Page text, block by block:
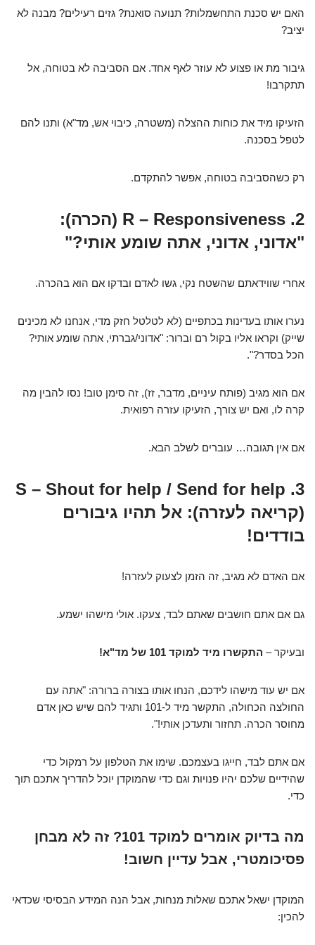
האם יש סכנת התחשמלות? תנועה סואנת? גזים רעילים? מבנה לא
יציב?
גיבור מת או פצוע לא עוזר לאף אחד. אם הסביבה לא בטוחה, אל
תתקרבו!
הזעיקו מיד את כוחות ההצלה (משטרה, כיבוי אש, מד"א) ותנו להם
לטפל בסכנה.
רק כשהסביבה בטוחה, אפשר להתקדם.
2. R – Responsiveness (הכרה):
"אדוני, אדוני, אתה שומע אותי?"
אחרי שווידאתם שהשטח נקי, גשו לאדם ובדקו אם הוא בהכרה.
נערו אותו בעדינות בכתפיים (לא לטלטל חזק מדי, אנחנו לא מכינים
שייק) וקראו אליו בקול רם וברור: "אדוני/גברתי, אתה שומע אותי?
הכל בסדר?".
אם הוא מגיב (פותח עיניים, מדבר, זז), זה סימן טוב! נסו להבין מה
קרה לו, ואם יש צורך, הזעיקו עזרה רפואית.
אם אין תגובה… עוברים לשלב הבא.
3. S – Shout for help / Send for help
(קריאה לעזרה): אל תהיו גיבורים
בודדים!
אם האדם לא מגיב, זה הזמן לצעוק לעזרה!
גם אם אתם חושבים שאתם לבד, צעקו. אולי מישהו ישמע.
ובעיקר – התקשרו מיד למוקד 101 של מד"א!
אם יש עוד מישהו לידכם, הנחו אותו בצורה ברורה: "אתה עם
החולצה הכחולה, התקשר מיד ל-101 ותגיד להם שיש כאן אדם
מחוסר הכרה. תחזור ותעדכן אותי!".
אם אתם לבד, חייגו בעצמכם. שימו את הטלפון על רמקול כדי
שהידיים שלכם יהיו פנויות וגם כדי שהמוקדן יוכל להדריך אתכם תוך
כדי.
מה בדיוק אומרים למוקד 101? זה לא מבחן
פסיכומטרי, אבל עדיין חשוב!
המוקדן ישאל אתכם שאלות מנחות, אבל הנה המידע הבסיסי שכדאי
להכין: